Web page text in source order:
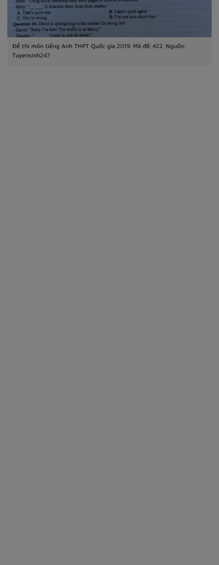
Đề thi môn tiếng Anh THPT Quốc gia 2019. Mã đề: 422. Nguồn:
Tuyensinh247